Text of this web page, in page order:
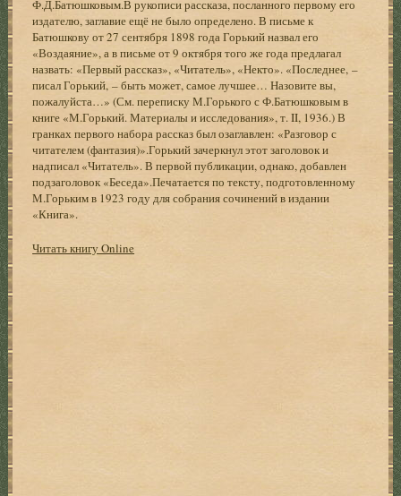
Ф.Д.Батюшковым.В рукописи рассказа, посланного первому его
издателю, заглавие ещё не было определено. В письме к
Батюшкову от 27 сентября 1898 года Горький назвал его
«Воздаяние», а в письме от 9 октября того же года предлагал
назвать: «Первый рассказ», «Читатель», «Некто». «Последнее, –
писал Горький, – быть может, самое лучшее… Назовите вы,
пожалуйста…» (См. переписку М.Горького с Ф.Батюшковым в
книге «М.Горький. Материалы и исследования», т. II, 1936.) В
гранках первого набора рассказ был озаглавлен: «Разговор с
читателем (фантазия)».Горький зачеркнул этот заголовок и
надписал «Читатель». В первой публикации, однако, добавлен
подзаголовок «Беседа».Печатается по тексту, подготовленному
М.Горьким в 1923 году для собрания сочинений в издании
«Книга».
Читать книгу Online